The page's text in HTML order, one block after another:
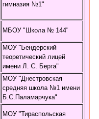
гимназия №1"
МБОУ "Школа № 144"
МОУ "Бендерский
теоретический лицей
имени Л. С. Берга"
МОУ "Днестровская
средняя школа №1 имени
Б.С.Паламарчука"
МОУ "Тираспольская